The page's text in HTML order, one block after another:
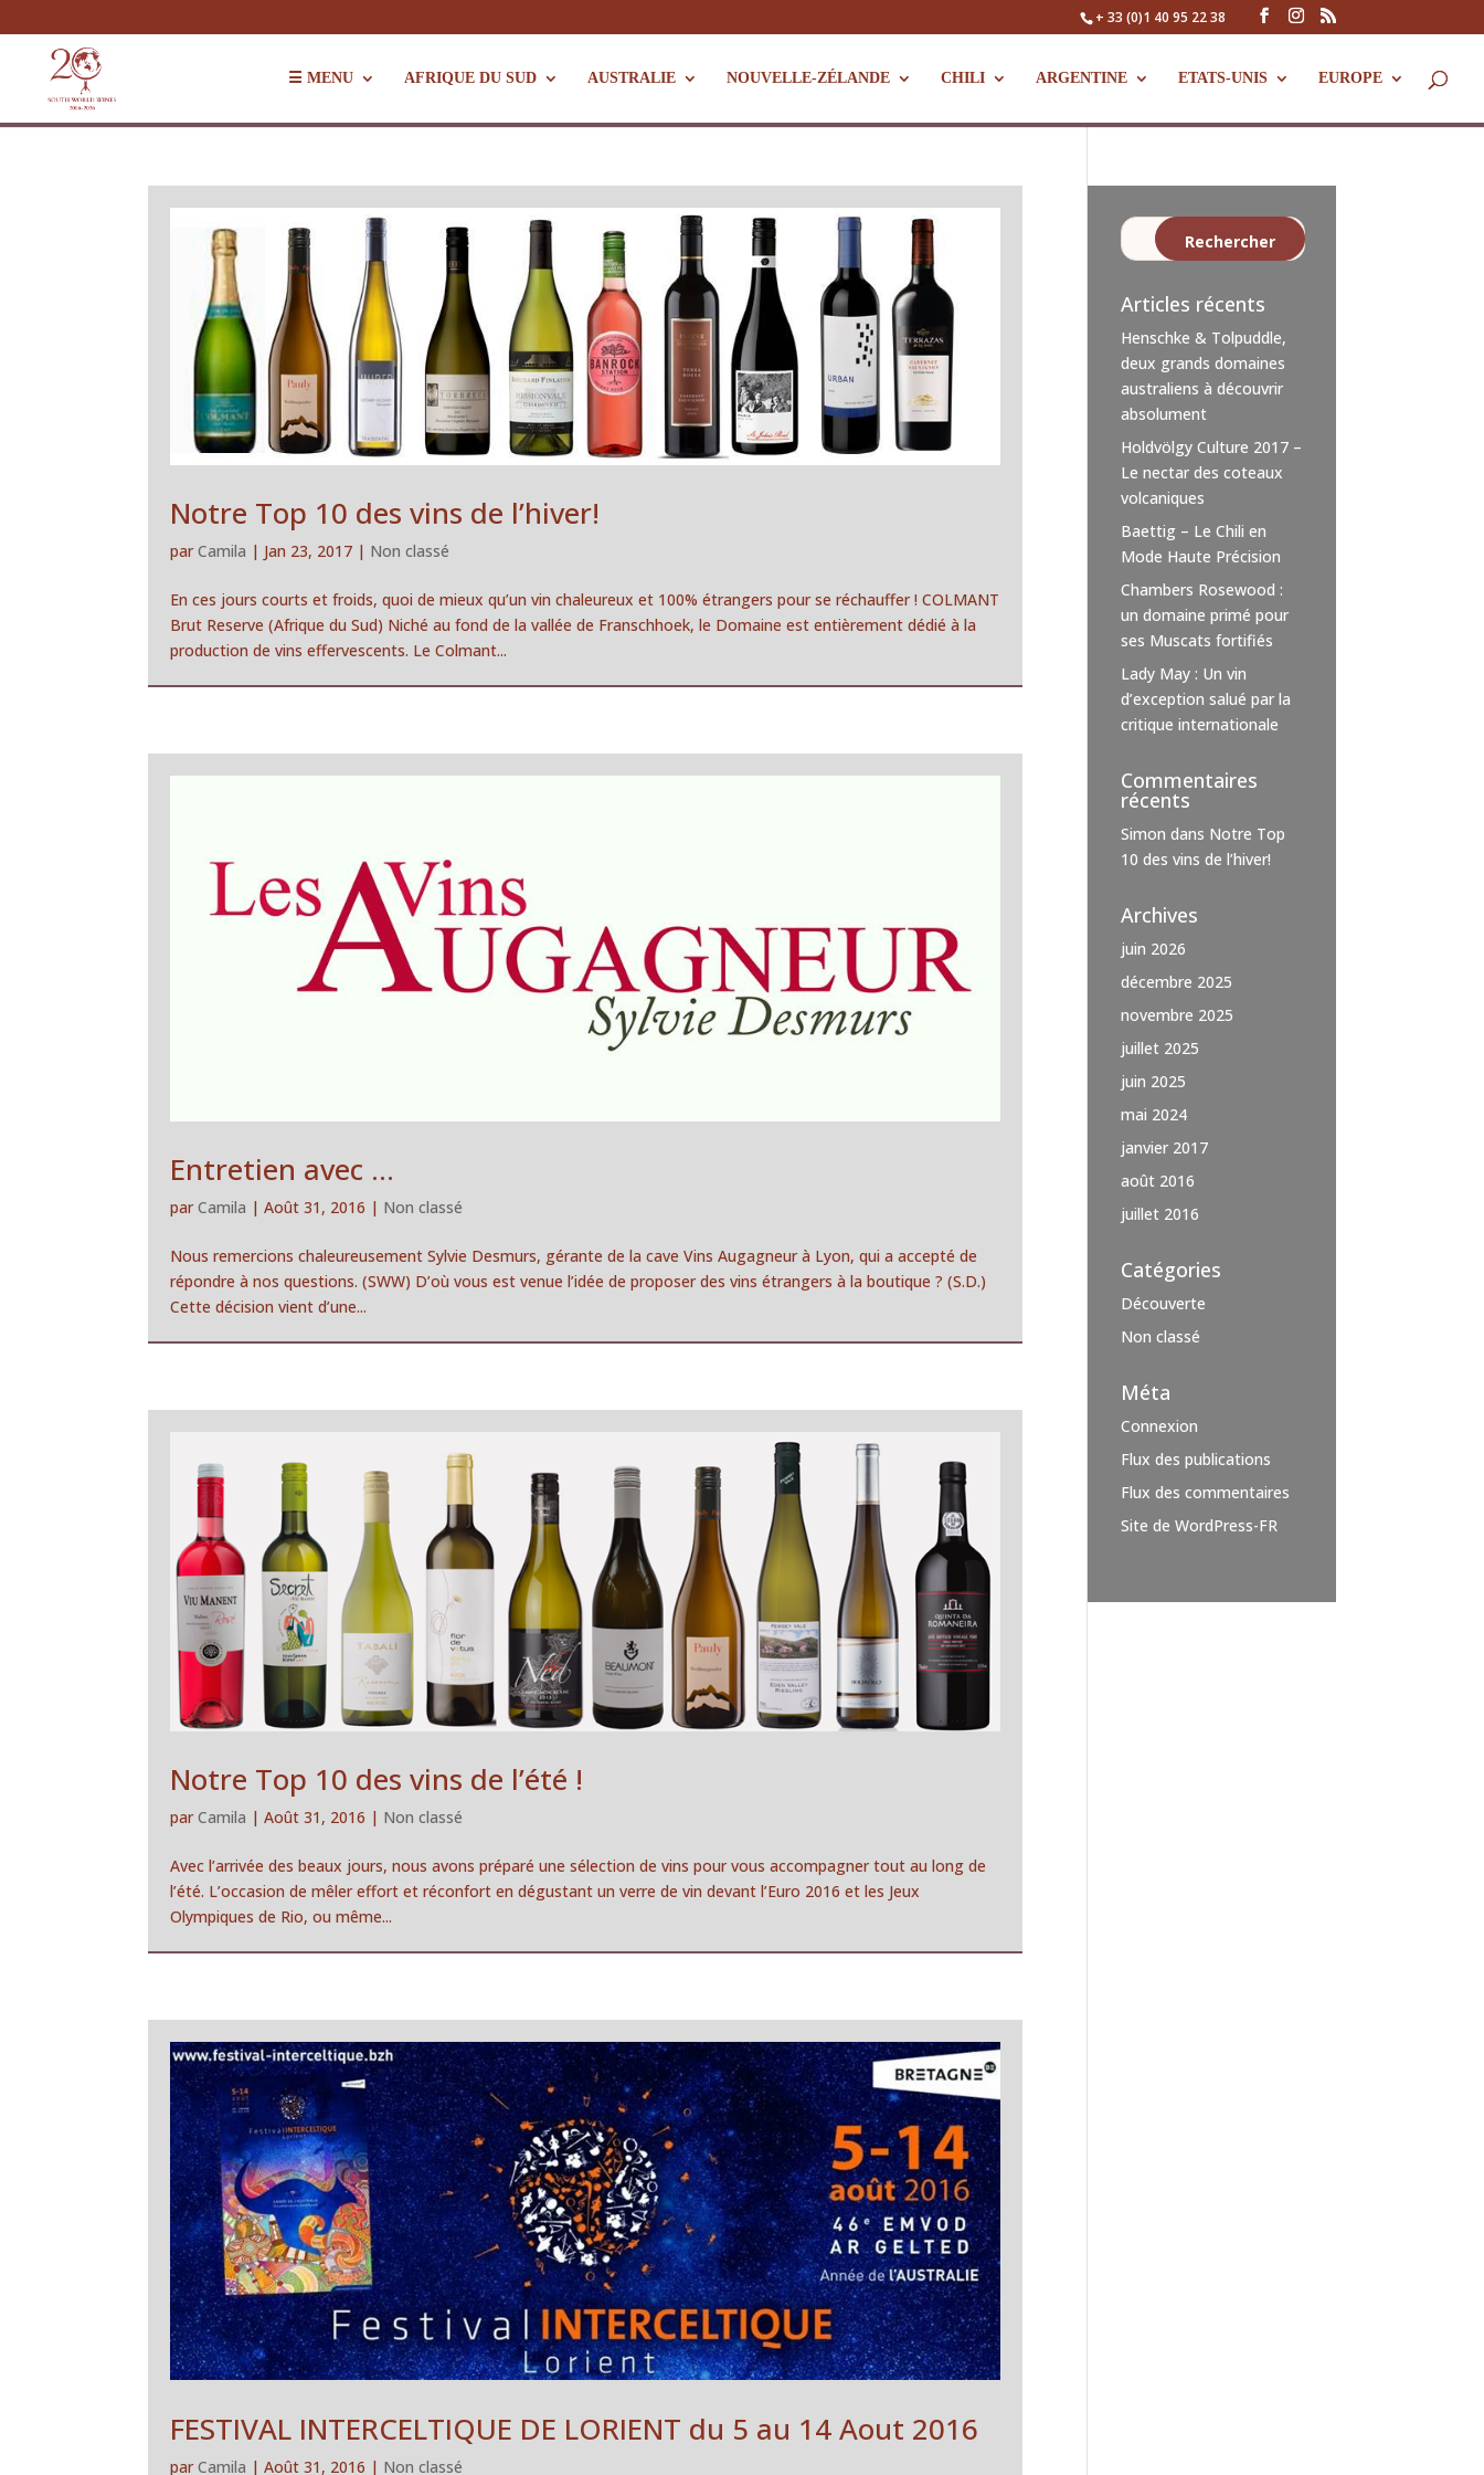
+ 33 (0)1 40 95 22 38
☰ MENU AFRIQUE DU SUD AUSTRALIE NOUVELLE-ZÉLANDE CHILI ARGENTINE ETATS-UNIS EUROPE
Notre Top 10 des vins de l’hiver!
parCamila | Jan 23, 2017 | Non classé
En ces jours courts et froids, quoi de mieux qu’un vin chaleureux et 100% étrangers pour se réchauffer ! COLMANT
Brut Reserve (Afrique du Sud) Niché au fond de la vallée de Franschhoek, le Domaine est entièrement dédié à la
production de vins effervescents. Le Colmant...
Entretien avec …
parCamila |Août 31, 2016 | Non classé
Nous remercions chaleureusement Sylvie Desmurs, gérante de la cave Vins Augagneur à Lyon, qui a accepté de
répondre à nos questions. (SWW) D’où vous est venue l’idée de proposer des vins étrangers à la boutique ? (S.D.)
Cette décision vient d’une...
Notre Top 10 des vins de l’été !
parCamila |Août 31, 2016 | Non classé
Avec l’arrivée des beaux jours, nous avons préparé une sélection de vins pour vous accompagner tout au long de
l’été. L’occasion de mêler effort et réconfort en dégustant un verre de vin devant l’Euro 2016 et les Jeux
Olympiques de Rio, ou même...
FESTIVAL INTERCELTIQUE DE LORIENT du 5 au 14 Aout 2016
parCamila |Août 31, 2016 | Non classé
Articles récents
Henschke & Tolpuddle,
deux grands domaines
australiens à découvrir
absolument
Holdvölgy Culture 2017 –
Le nectar des coteaux
volcaniques
Baettig – Le Chili en
Mode Haute Précision
Chambers Rosewood :
un domaine primé pour
ses Muscats fortifiés
Lady May : Un vin
d’exception salué par la
critique internationale
Commentaires
récents
Simon dans Notre Top
10 des vins de l’hiver!
Archives
juin 2026
décembre 2025
novembre 2025
juillet 2025
juin 2025
mai 2024
janvier 2017
août 2016
juillet 2016
Catégories
Découverte
Non classé
Méta
Connexion
Flux des publications
Flux des commentaires
Site de WordPress-FR